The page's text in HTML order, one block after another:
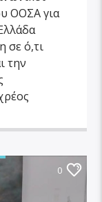
ΟΟΣΑ για
σε ό,τι
την
0